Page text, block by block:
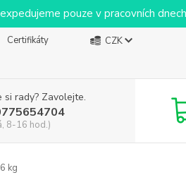
pouze v pracovních
Certifikáty
CZK
si rady? Zavolejte.
8-16 hod.)
kg